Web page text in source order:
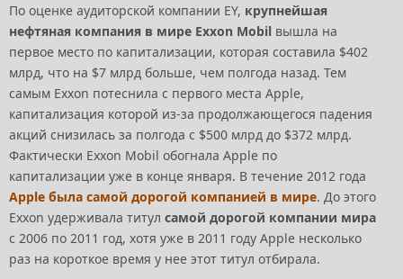
По оценке аудиторской компании EY, крупнейшая
нефтяная компания в мире Exxon Mobil вышла на
первое место по капитализации, которая составила $402
млрд, что на $7 млрд больше, чем полгода назад. Тем
самым Exxon потеснила с первого места Apple,
капитализация которой из-за продолжающегося падения
акций снизилась за полгода с $500 млрд до $372 млрд.
Фактически Exxon Mobil обогнала Apple по
капитализации уже в конце января. В течение 2012 года
Apple была самой дорогой компанией в мире. До этого
Exxon удерживала титул самой дорогой компании мира
с 2006 по 2011 год, хотя уже в 2011 году Apple несколько
раз на короткое время у нее этот титул отбирала.